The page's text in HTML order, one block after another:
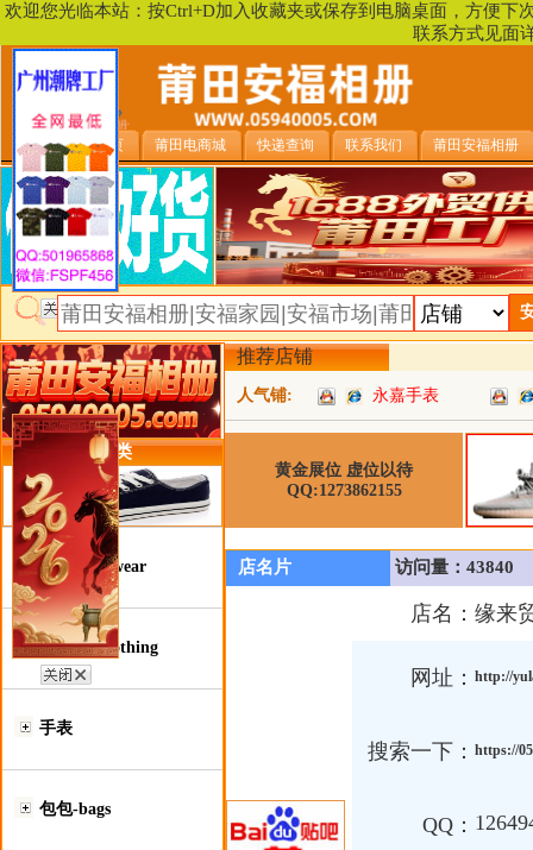
欢迎您光临本站：按Ctrl+D加入收藏夹或保存到电脑桌面，方便
联系方式见面
安福相册首页 莆田电商城 快递查询 联系我们 莆田安福相册
类目详细分类
鞋类-Footwear
服装类-Clothing
手表
包包-bags
推荐店铺
人气铺: 永嘉手表
黄金展位 虚位以待
QQ:1273862155
店名片 访问量：43840
店名： 缘来
网址： http://
搜索一下： https://
QQ：